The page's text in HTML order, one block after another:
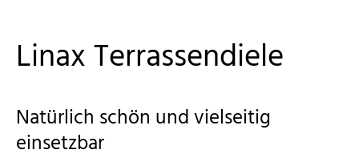
Linax Terrassendiele
Natürlich schön und vielseitig
einsetzbar